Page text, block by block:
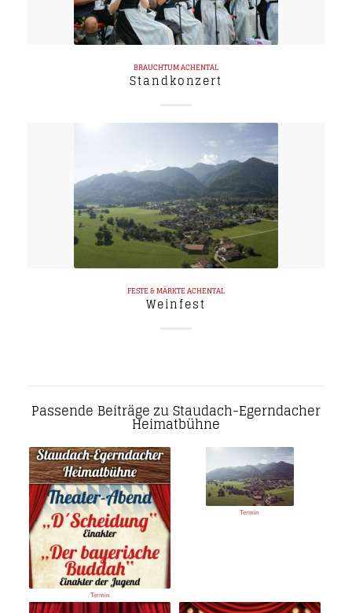
BRAUCHTUMACHENTAL
Standkonzert
FESTE & MÄRKTEACHENTAL
Weinfest
Passende Beiträge zu Staudach-Egerndacher
Heimatbühne
Termin
Termin